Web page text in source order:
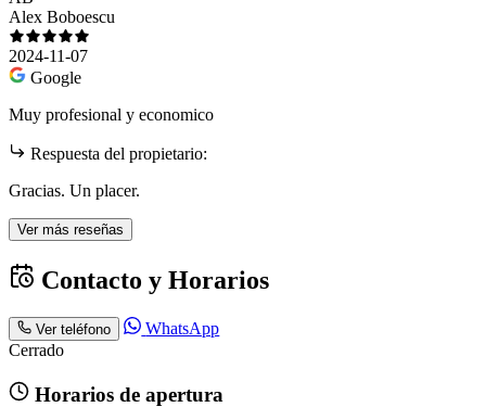
Alex Boboescu
2024-11-07
Google
Muy profesional y economico
Respuesta del propietario:
Gracias. Un placer.
Ver más reseñas
Contacto y Horarios
Ver teléfono
WhatsApp
Cerrado
Horarios de apertura